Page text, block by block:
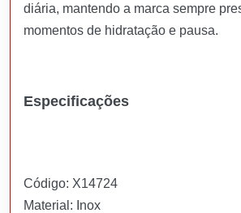
diária, mantendo a marca sempre
momentos de hidratação e pausa.
Especificações
Código: X14724
Material: Inox